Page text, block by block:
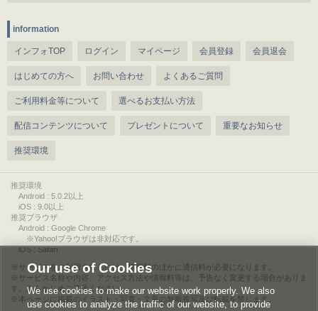
information
インフォTOP ログイン マイページ 会員登録 会員退会
はじめての方へ お問い合わせ よくあるご質問
ご利用料金等について 選べるお支払い方法
配信コンテンツについて プレゼントについて 重要なお知らせ
推奨環境
推奨環境
Android : 5.0.2以上
iOS : 9.0以上
推奨ブラウザ
Android : Google Chrome
※Yahoo!ブラウザは非対応です。
iOS : Safari
サービスをご利用されるには、情報料のほかに通信料が必要になります。
サービス名称や内容、アクセス方法や情報料等は、予告なく変更する場合がありま
す。あらかじめご了承ください。
本ページに掲載のイラスト・写真・文章の無断複写及び転載を禁じます。
Our use of Cookies
We use cookies to make our website work properly. We also
use cookies to analyze the traffic of our website, to provide